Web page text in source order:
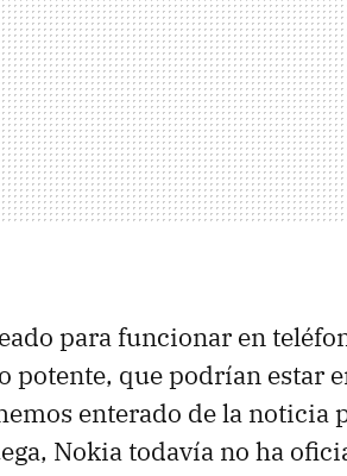
para funcionar en
potente, que podrían estar
enterado de la noticia
Nokia todavía no ha